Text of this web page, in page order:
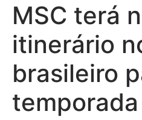
MSC terá
itinerário
brasileiro
temporada